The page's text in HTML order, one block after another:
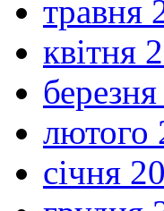
травня
квітня
лютого
січня